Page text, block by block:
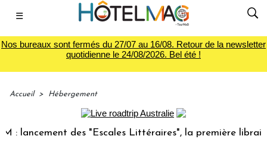
☰
Nos bureaux sont fermés du 27/07 au 16/08. Retour de la newsletter
quotidienne le 24/08/2026. Bel été !
Accueil > Hébergement
des "Escales Littéraires", la première librairie du